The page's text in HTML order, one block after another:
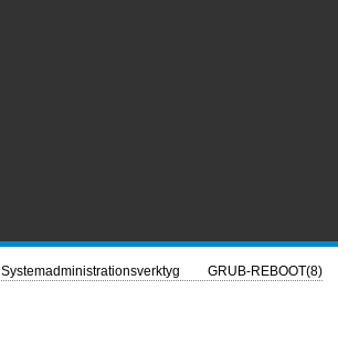
Systemadministrationsverktyg GRUB-REBOOT(8)